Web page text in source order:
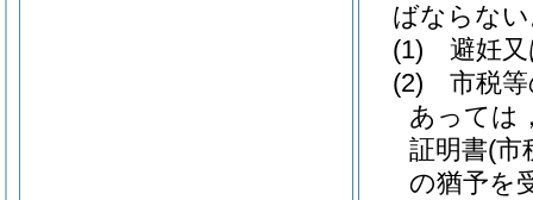
ばならな
(1)
避妊
(2)
市税
あっては
証明書(市
の猶予を